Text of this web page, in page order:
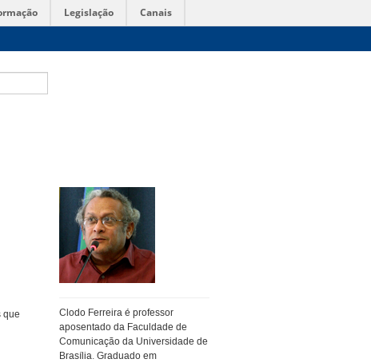
Legislação Canais
Clodo Ferreira é professor
aposentado da Faculdade de
Comunicação da Universidade de
Brasília. Graduado em
que